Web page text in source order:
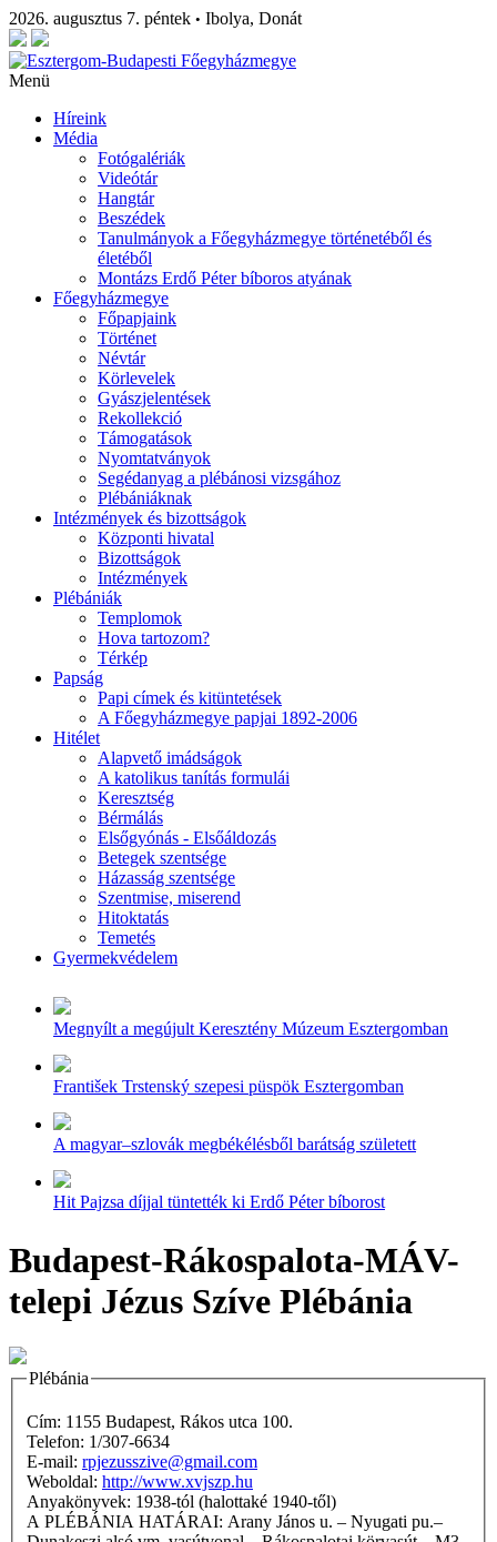
2026. augusztus 7. péntek • Ibolya, Donát
Menü
Híreink
Média
Fotógalériák
Videótár
Hangtár
Beszédek
Tanulmányok a Főegyházmegye történetéből és
életéből
Montázs Erdő Péter bíboros atyának
Főegyházmegye
Főpapjaink
Történet
Névtár
Körlevelek
Gyászjelentések
Rekollekció
Támogatások
Nyomtatványok
Segédanyag a plébánosi vizsgához
Plébániáknak
Intézmények és bizottságok
Központi hivatal
Bizottságok
Intézmények
Plébániák
Templomok
Hova tartozom?
Térkép
Papság
Papi címek és kitüntetések
A Főegyházmegye papjai 1892-2006
Hitélet
Alapvető imádságok
A katolikus tanítás formulái
Keresztség
Bérmálás
Elsőgyónás - Elsőáldozás
Betegek szentsége
Házasság szentsége
Szentmise, miserend
Hitoktatás
Temetés
Gyermekvédelem
Megnyílt a megújult Keresztény Múzeum Esztergomban
František Trstenský szepesi püspök Esztergomban
A magyar–szlovák megbékélésből barátság született
Hit Pajzsa díjjal tüntették ki Erdő Péter bíborost
Budapest-Rákospalota-MÁV-
telepi Jézus Szíve Plébánia
Plébánia
Cím: 1155 Budapest, Rákos utca 100.
Telefon: 1/307-6634
E-mail: rpjezusszive@gmail.com
Weboldal: http://www.xvjszp.hu
Anyakönyvek: 1938-tól (halottaké 1940-től)
A PLÉBÁNIA HATÁRAI: Arany János u. – Nyugati pu.–